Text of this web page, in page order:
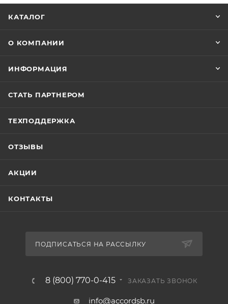
КАТАЛОГ
О КОМПАНИИ
ИНФОРМАЦИЯ
СТАТЬ ПАРТНЕРОМ
ТЕХПОДДЕРЖКА
ОТЗЫВЫ
АКЦИИ
КОНТАКТЫ
ПОДПИСАТЬСЯ НА РАССЫЛКУ
8 (800) 770-0-415 ЗАКАЗАТЬ ЗВОНОК
info@accordsb.ru